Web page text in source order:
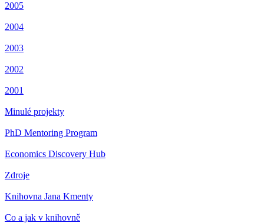
2005
2004
2003
2002
2001
Minulé projekty
PhD Mentoring Program
Economics Discovery Hub
Zdroje
Knihovna Jana Kmenty
Co a jak v knihovně